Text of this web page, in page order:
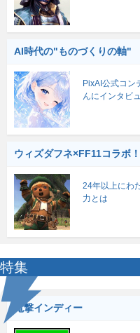
AI時代の"ものづくりの軸"
PixAI公式コン
んにインタビ
ウィズダフネ×FF11コラボ！
24年以上にわ
力とは
特集
電撃インディー